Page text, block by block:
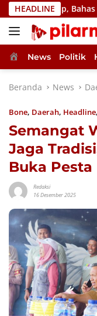
Langsung
ke
konten
HEADLINE
Bahas
Home
News Politik
Beranda News
Bone, Daerah, Headline,
Semangat
Jaga
Buka Pesta
Redaksi
16 Desember 2025